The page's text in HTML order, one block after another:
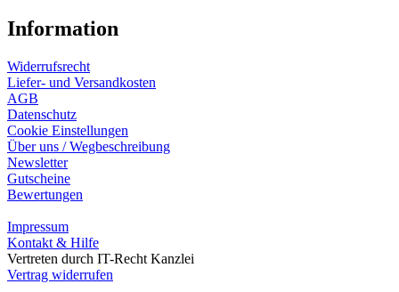
Information
Widerrufsrecht
Liefer- und Versandkosten
AGB
Datenschutz
Cookie Einstellungen
Über uns / Wegbeschreibung
Newsletter
Gutscheine
Bewertungen
Impressum
Kontakt & Hilfe
Vertreten durch IT-Recht Kanzlei
Vertrag widerrufen